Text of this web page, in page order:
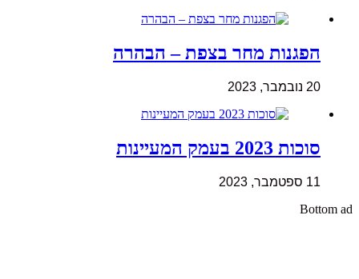
הפגנות מחר בצפת – הבהרה
20 נובמבר, 2023
סוכות 2023 בעמק המעיינות
11 ספטמבר, 2023
Bottom ad